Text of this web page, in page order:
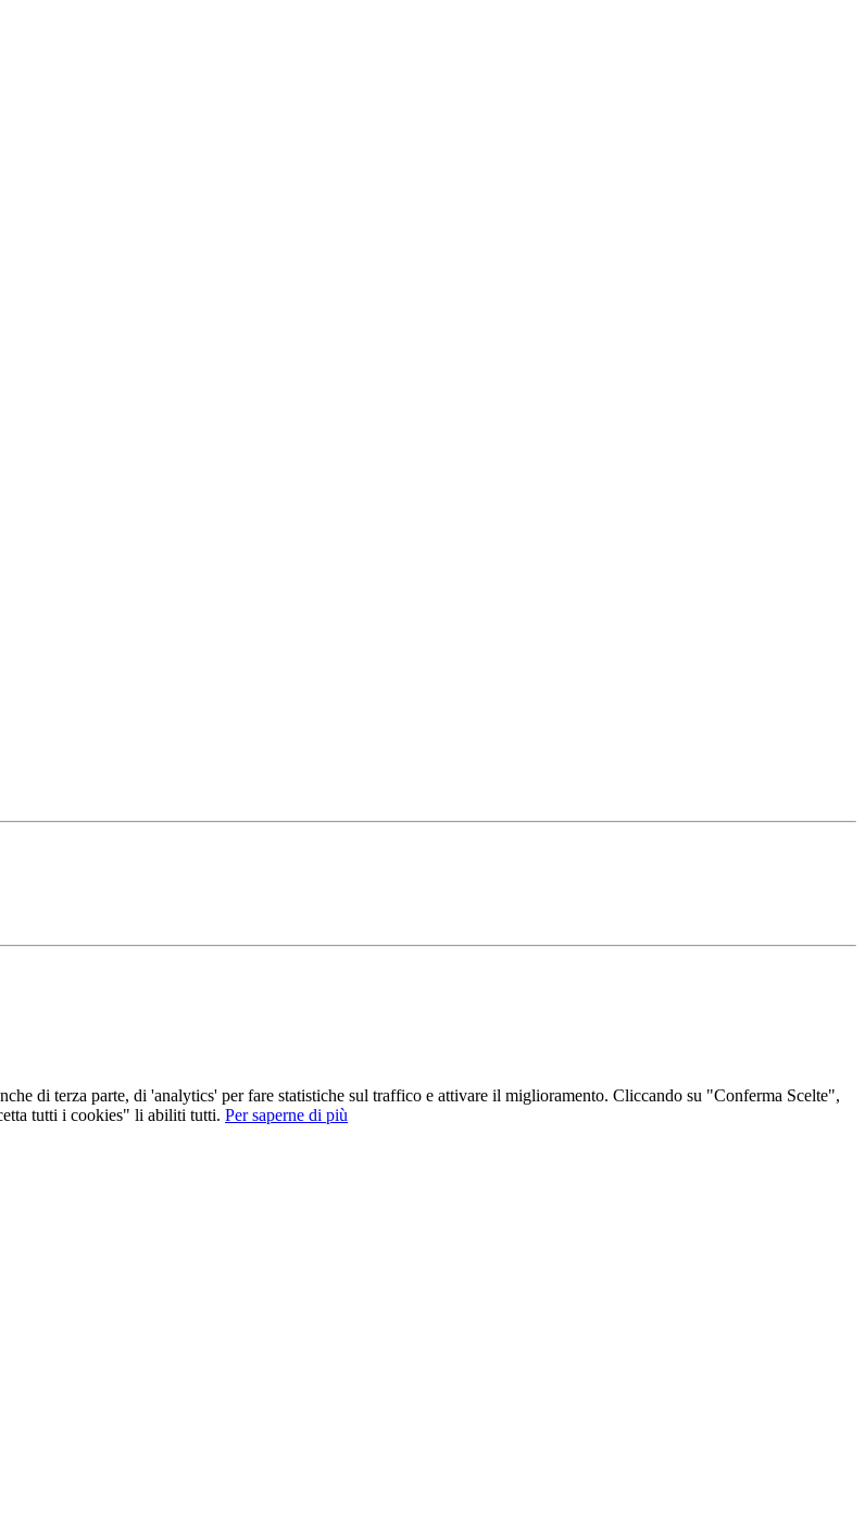
di terza parte, di 'analytics' per fare statistiche sul traffico e attivare il miglioramento. Cliccando su "Conferma Scelte",
tutti i cookies" li abiliti tutti. Per saperne di più